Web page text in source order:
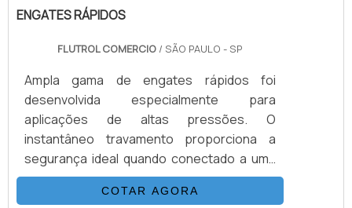
ENGATES RÁPIDOS
FLUTROL COMERCIO / SÃO PAULO - SP
Ampla gama de engates rápidos foi
desenvolvida especialmente para
aplicações de altas pressões. O
instantâneo travamento proporciona a
segurança ideal quando conectado a uma
bomba com força hidráulica, bate-estacas,
equipamentos de resgate, ferramentas de
COTAR AGORA